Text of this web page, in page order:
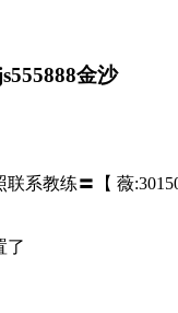
金沙
系教练〓【 薇
了